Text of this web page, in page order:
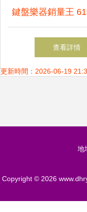
鍵盤樂器銷量王
的全面解析
查看詳情
更新時間：2026-06-19
地
Copyright © 2026